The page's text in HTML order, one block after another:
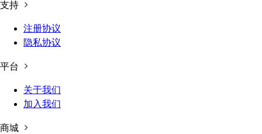
支持
注册协议
隐私协议
平台
关于我们
加入我们
商城